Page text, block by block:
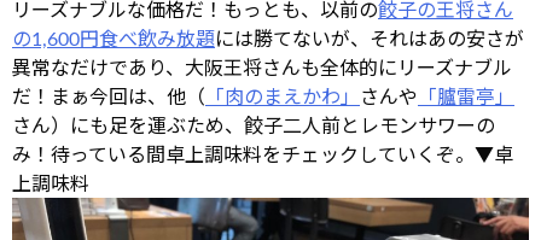
リーズナブルな価格だ！もっとも、以前の餃子の王将さん
の1,600円食べ飲み放題には勝てないが、それはあの安さが
異常なだけであり、大阪王将さんも全体的にリーズナブル
だ！まぁ今回は、他（
「肉のまえかわ」 さんや 「臚雷亭」
さん）にも足を運ぶため、餃子二人前とレモンサワーの
み！待っている間卓上調味料をチェックしていくぞ。▼卓
上調味料